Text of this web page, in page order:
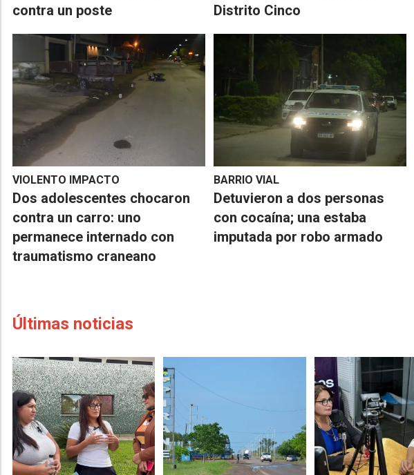
contra un poste
Distrito Cinco
VIOLENTO IMPACTO
Dos adolescentes chocaron
contra un carro: uno
permanece internado con
traumatismo craneano
BARRIO VIAL
Detuvieron a dos personas
con cocaína; una estaba
imputada por robo armado
Últimas noticias